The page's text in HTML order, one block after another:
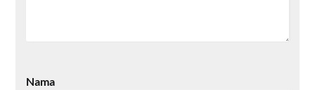
Nama